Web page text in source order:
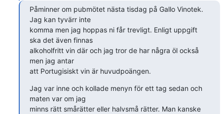
Påminner om pubmötet nästa tisdag på Gallo Vinotek.
Jag kan tyvärr inte
komma men jag hoppas ni får trevligt. Enligt uppgift
ska det även finnas
alkoholfritt vin där och jag tror de har några öl också
men jag antar
att Portugisiskt vin är huvudpoängen.
Jag var inne och kollade menyn för ett tag sedan och
maten var om jag
minns rätt smårätter eller halvsmå rätter. Man kanske